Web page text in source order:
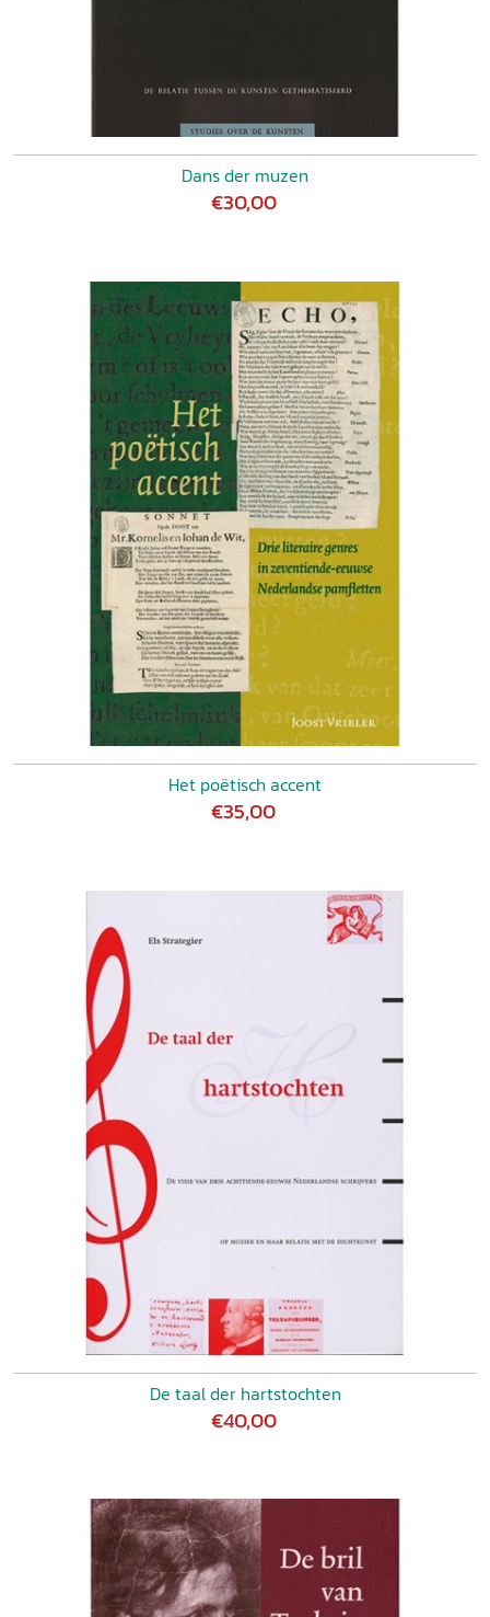
Dans der muzen
€30,00
Het poëtisch accent
€35,00
De taal der hartstochten
€40,00